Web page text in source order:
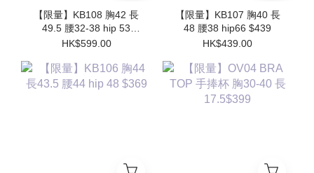
【限量】KB108 胸42 長
49.5 腰32-38 hip 53
$599
HK$599.00
【限量】KB107 胸40 長
48 腰38 hip66 $439
HK$439.00